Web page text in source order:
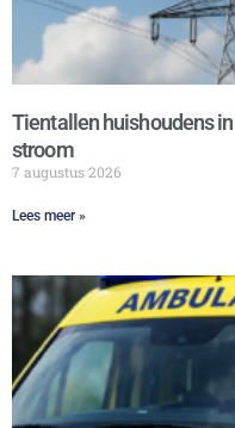
Tientallen huishoudens
stroom
7 augustus 2026
Lees meer »